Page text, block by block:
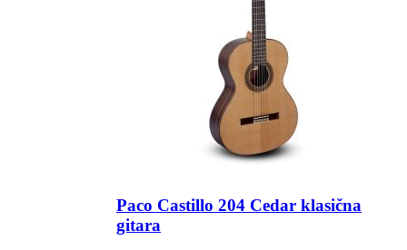
Paco Castillo 204 Cedar klasična
gitara